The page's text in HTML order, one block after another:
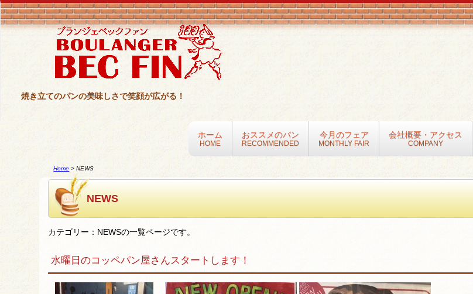
焼き立てのパンの美味しさで笑顔が広がる！
ホーム
HOME
おススメのパン
RECOMMENDED
今月のフェア
MONTHLY FAIR
会社概要・アクセス
COMPANY
Home >NEWS
NEWS
カテゴリー：NEWSの一覧ページです。
水曜日のコッペパン屋さんスタートします！